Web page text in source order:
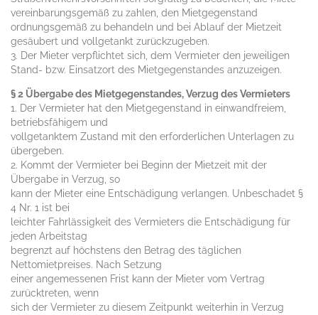
vereinbarungsgemäß zu zahlen, den Mietgegenstand
ordnungsgemäß zu behandeln und bei Ablauf der Mietzeit
gesäubert und vollgetankt zurückzugeben.
3. Der Mieter verpflichtet sich, dem Vermieter den jeweiligen
Stand- bzw. Einsatzort des Mietgegenstandes anzuzeigen.
§ 2 Übergabe des Mietgegenstandes, Verzug des Vermieters
1. Der Vermieter hat den Mietgegenstand in einwandfreiem,
betriebsfähigem und
vollgetanktem Zustand mit den erforderlichen Unterlagen zu
übergeben.
2. Kommt der Vermieter bei Beginn der Mietzeit mit der
Übergabe in Verzug, so
kann der Mieter eine Entschädigung verlangen. Unbeschadet §
4 Nr. 1 ist bei
leichter Fahrlässigkeit des Vermieters die Entschädigung für
jeden Arbeitstag
begrenzt auf höchstens den Betrag des täglichen
Nettomietpreises. Nach Setzung
einer angemessenen Frist kann der Mieter vom Vertrag
zurücktreten, wenn
sich der Vermieter zu diesem Zeitpunkt weiterhin in Verzug